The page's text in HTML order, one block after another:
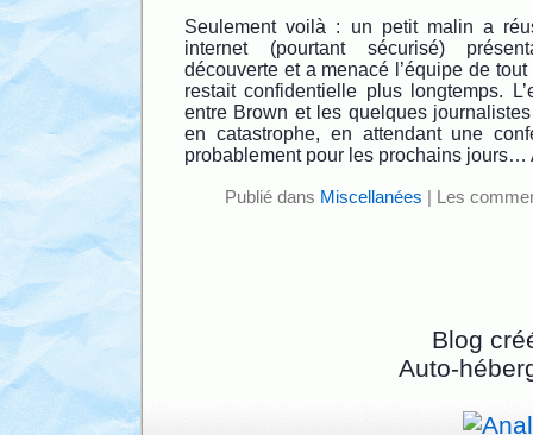
Seulement voilà : un petit malin a
internet (pourtant sécurisé)
découverte et a menacé l’équipe de
restait confidentielle plus longtemps.
entre Brown et les quelques
en catastrophe, en attendant une
probablement pour les prochains jours…
Publié dans Miscellanées Les
Blog
Auto-